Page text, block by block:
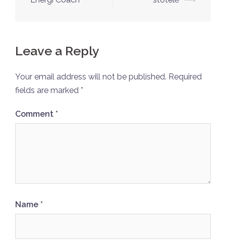
Leave a Reply
Your email address will not be published. Required
fields are marked *
Comment *
Name *